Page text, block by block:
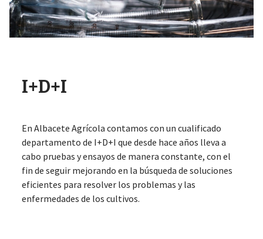
I+D+I
En Albacete Agrícola contamos con un cualificado
departamento de I+D+I que desde hace años lleva a
cabo pruebas y ensayos de manera constante, con el
fin de seguir mejorando en la búsqueda de soluciones
eficientes para resolver los problemas y las
enfermedades de los cultivos.